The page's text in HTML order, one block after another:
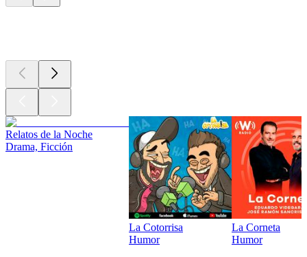
Relatos de la Noche
Drama, Ficción
La Cotorrisa
Humor
La Corneta
Humor